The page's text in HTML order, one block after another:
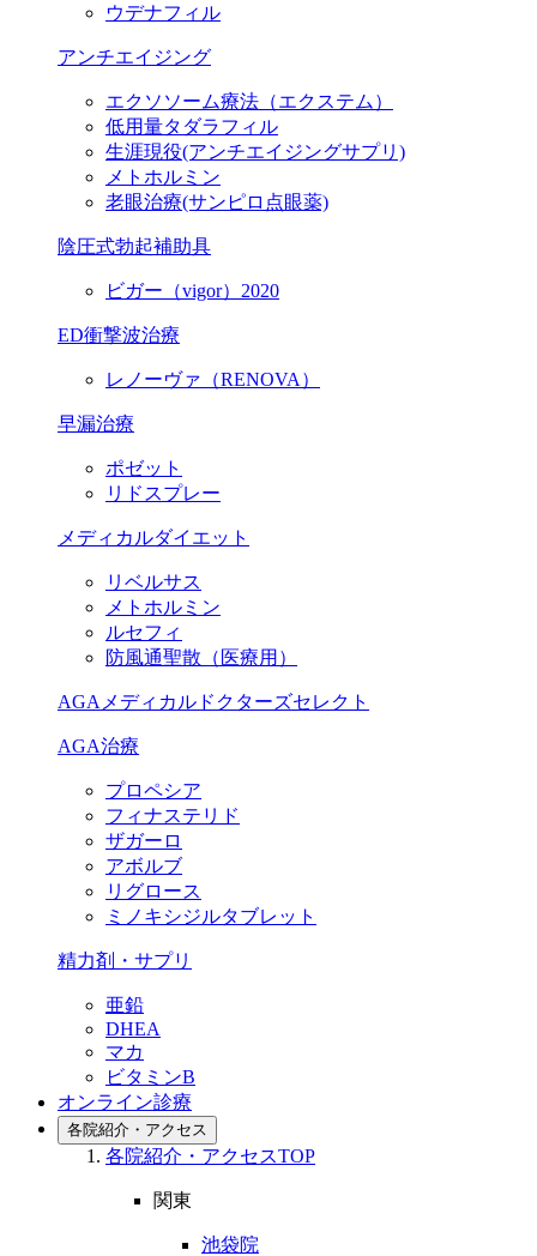
ウデナフィル
アンチエイジング
エクソソーム療法（エクステム）
低用量タダラフィル
生涯現役(アンチエイジングサプリ)
メトホルミン
老眼治療(サンピロ点眼薬)
陰圧式勃起補助具
ビガー（vigor）2020
ED衝撃波治療
レノーヴァ（RENOVA）
早漏治療
ポゼット
リドスプレー
メディカルダイエット
リベルサス
メトホルミン
ルセフィ
防風通聖散（医療用）
AGAメディカルドクターズセレクト
AGA治療
プロペシア
フィナステリド
ザガーロ
アボルブ
リグロース
ミノキシジルタブレット
精力剤・サプリ
亜鉛
DHEA
マカ
ビタミンB
オンライン診療
各院紹介・アクセス
各院紹介・アクセスTOP
関東
池袋院